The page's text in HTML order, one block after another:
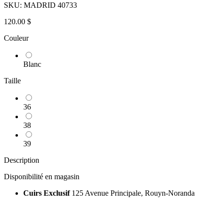
SKU: MADRID 40733
120.00 $
Couleur
Blanc
Taille
36
38
39
Description
Disponibilité en magasin
Cuirs Exclusif 125 Avenue Principale, Rouyn-Noranda